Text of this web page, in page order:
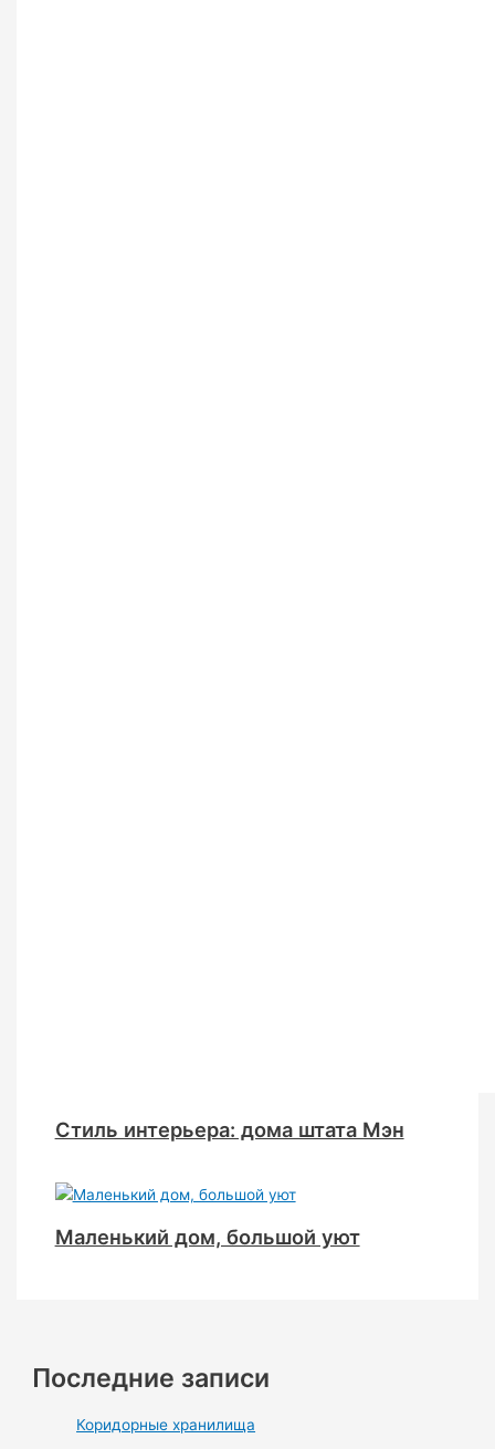
Стиль интерьера: дома штата Мэн
Маленький дом, большой уют
Последние записи
Коридорные хранилища